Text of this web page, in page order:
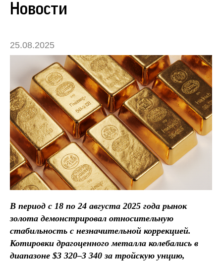
Новости
25.08.2025
В период с 18 по 24 августа 2025 года рынок
золота демонстрировал относительную
стабильность с незначительной коррекцией.
Котировки драгоценного металла колебались в
диапазоне $3 320–3 340 за тройскую унцию,